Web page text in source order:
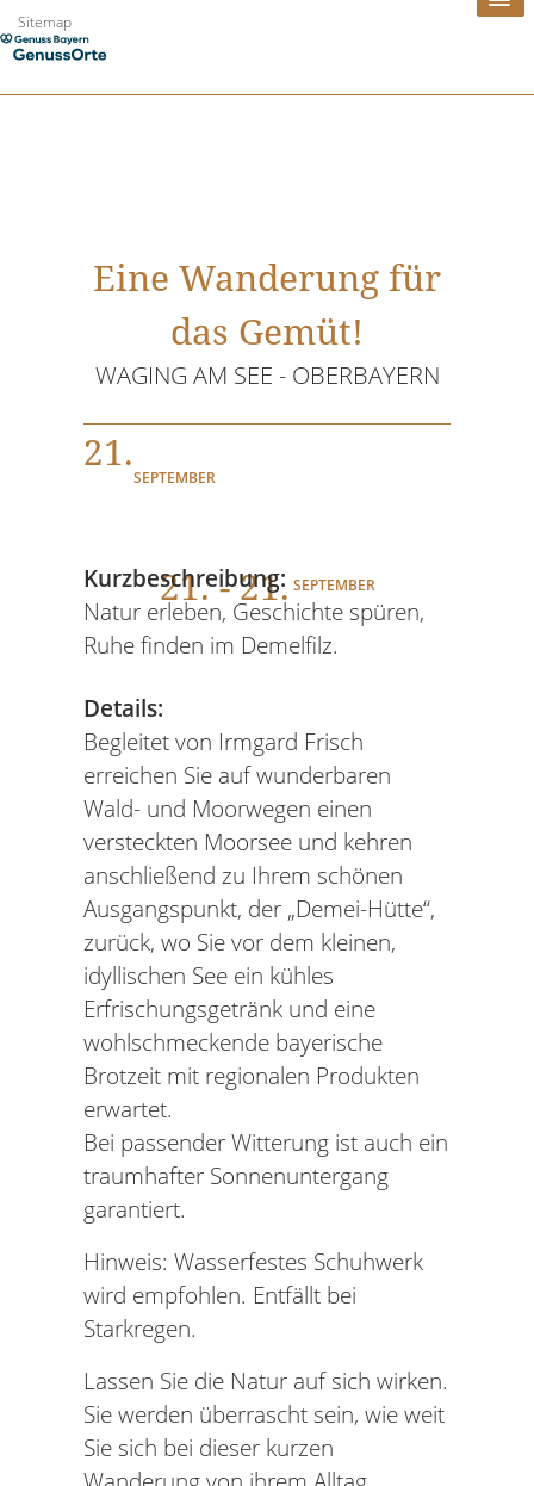
Zum
Inhalt
Sitemap
Eine Wanderung für
das Gemüt!
WAGING AM SEE - OBERBAYERN
21.
SEPTEMBER
21. - 21. SEPTEMBER
Kurzbeschreibung:
Natur erleben, Geschichte spüren,
Ruhe finden im Demelfilz.
Details:
Begleitet von Irmgard Frisch
erreichen Sie auf wunderbaren
Wald- und Moorwegen einen
versteckten Moorsee und kehren
anschließend zu Ihrem schönen
Ausgangspunkt, der „Demei-Hütte“,
zurück, wo Sie vor dem kleinen,
idyllischen See ein kühles
Erfrischungsgetränk und eine
wohlschmeckende bayerische
Brotzeit mit regionalen Produkten
erwartet.
Bei passender Witterung ist auch ein
traumhafter Sonnenuntergang
garantiert.
Hinweis: Wasserfestes Schuhwerk
wird empfohlen. Entfällt bei
Starkregen.
Lassen Sie die Natur auf sich wirken.
Sie werden überrascht sein, wie weit
Sie sich bei dieser kurzen